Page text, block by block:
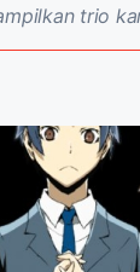
trio